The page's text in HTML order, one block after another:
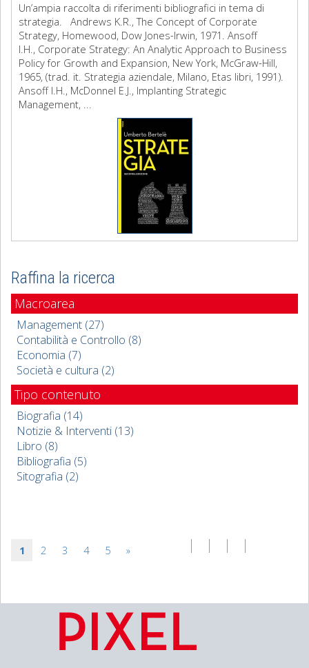
Un’ampia raccolta di riferimenti bibliografici in tema di
strategia. Andrews K.R., The Concept of Corporate
Strategy, Homewood, Dow Jones-Irwin, 1971. Ansoff
I.H., Corporate Strategy: An Analytic Approach to Business
Policy for Growth and Expansion, New York, McGraw-Hill,
1965, (trad. it. Strategia aziendale, Milano, Etas libri, 1991).
Ansoff I.H., McDonnel E.J., Implanting Strategic
Management, ...
Raffina la ricerca
Macroarea
Management (27)
Contabilità e Controllo (8)
Economia (7)
Società e cultura (2)
Tipo contenuto
Biografia (14)
Notizie & Interventi (13)
Libro (8)
Bibliografia (5)
Sitografia (2)
1 2 3 4 5 »